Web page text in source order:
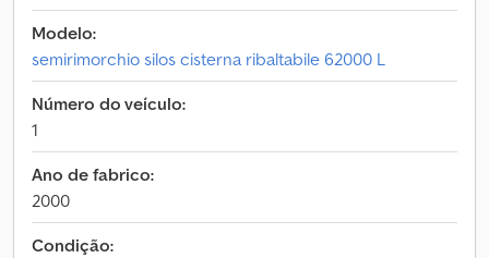
Modelo:
semirimorchio silos cisterna ribaltabile 62000 L
Número do veículo:
1
Ano de fabrico:
2000
Condição: